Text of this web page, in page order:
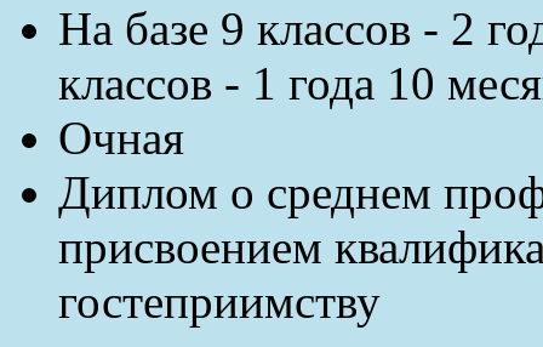
На базе 9 классов - 2
классов - 1 года 10
Очная
Диплом о среднем
присвоением
гостеприимству